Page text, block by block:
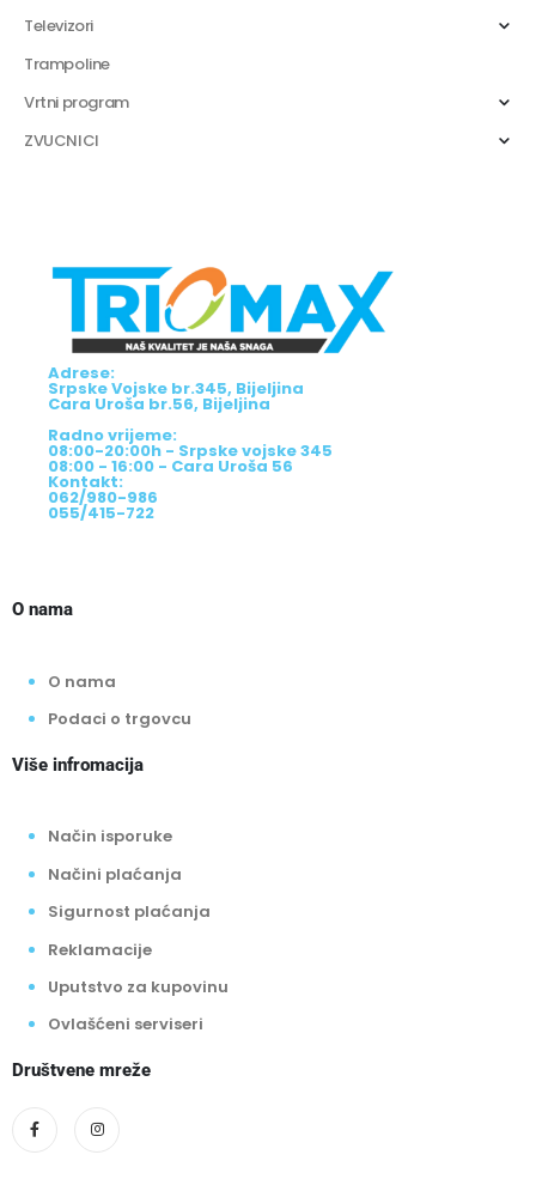
Televizori
Trampoline
Vrtni program
ZVUCNICI
Adrese:
Srpske Vojske br.345, Bijeljina
Cara Uroša br.56, Bijeljina
Radno vrijeme:
08:00-20:00h - Srpske vojske 345
08:00 - 16:00 - Cara Uroša 56
Kontakt:
062/980-986
055/415-722
O nama
O nama
Podaci o trgovcu
Više infromacija
Način isporuke
Načini plaćanja
Sigurnost plaćanja
Reklamacije
Uputstvo za kupovinu
Ovlašćeni serviseri
Društvene mreže